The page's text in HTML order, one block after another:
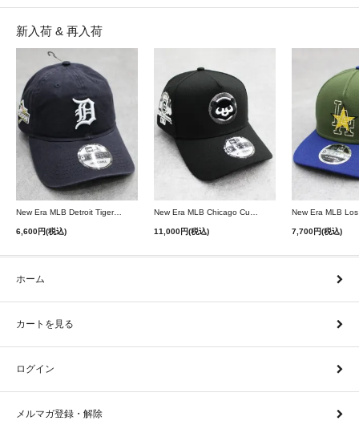
新入荷 & 再入荷
New Era MLB Detroit Tigers Postseason 9Twenty Strapback Cap - Navy
6,600円(税込) 11,000円(税込) 7,700円(税込)
ホーム
カートを見る
ログイン
メルマガ登録・解除